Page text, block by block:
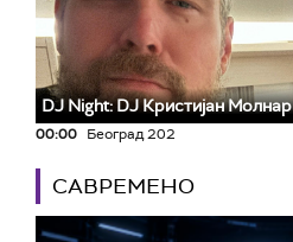
DJ Night: DJ Кристијан Молнар
00:00 Београд 202
САВРЕМЕНО